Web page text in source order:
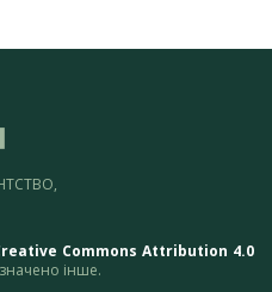
Commons Attribution 4.0
інше.